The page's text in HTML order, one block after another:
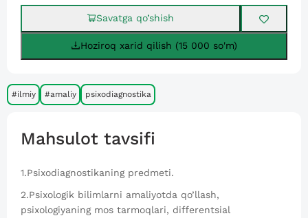
Savatga qo’shish
Hoziroq xarid qilish (15 000 so'm)
#ilmiy #amaliy psixodiagnostika
Mahsulot tavsifi
1.Psixodiagnostikaning predmeti.
2.Psixologik bilimlarni amaliyotda qo’llash,
psixologiyaning mos tarmoqlari, differentsial